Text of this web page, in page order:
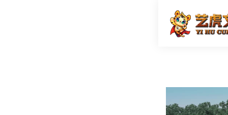
油管爆